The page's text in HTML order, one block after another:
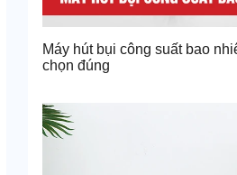
Máy hút bụi công suất bao
chọn đúng